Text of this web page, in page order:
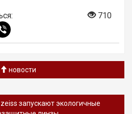
710
новости
запускают экологичные